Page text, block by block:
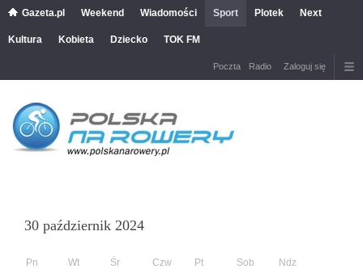
Gazeta.pl Weekend Wiadomości Sport Plotek Next
Kultura Kobieta Dziecko TOK FM
Poczta Radio Zaloguj się
30 październik 2024
Pn Wt Śr Czw Pt Sob Ndz